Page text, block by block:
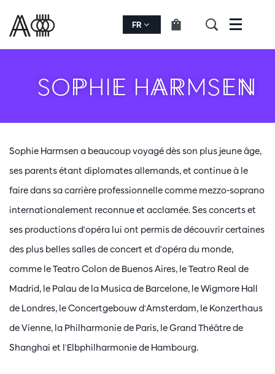
FR Menu
SOPHIE HARMSEN
Sophie Harmsen a beaucoup voyagé dès son plus jeune âge,
ses parents étant diplomates allemands, et continue à le
faire dans sa carrière professionnelle comme mezzo-soprano
internationalement reconnue et acclamée. Ses concerts et
ses productions d'opéra lui ont permis de découvrir certaines
des plus belles salles de concert et d'opéra du monde,
comme le Teatro Colon de Buenos Aires, le Teatro Real de
Madrid, le Palau de la Musica de Barcelone, le Wigmore Hall
de Londres, le Concertgebouw d'Amsterdam, le Konzerthaus
de Vienne, la Philharmonie de Paris, le Grand Théâtre de
Shanghai et l'Elbphilharmonie de Hambourg.